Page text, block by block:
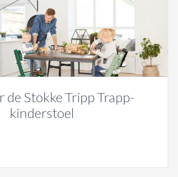
de Stokke Tripp Trapp-
kinderstoel